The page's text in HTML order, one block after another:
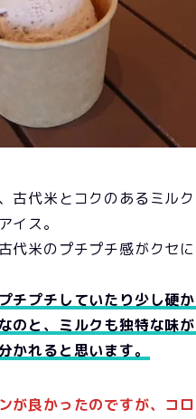
古代米とコクのあるミル
イス。
代米のプチプチ感がクセ
チプチしていたり少し硬
のと、ミルクも独特な味
かれると思います。
が良かったのですが、コ